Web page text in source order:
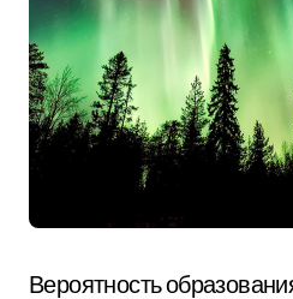
Вероятность